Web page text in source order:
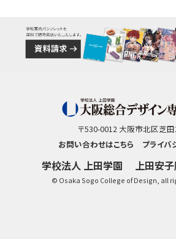
〒530-0012 大阪市北区芝
お問い合わせはこちら
プライバ
学校法人 上田学園 上田安
© Osaka Sogo College of Design, all